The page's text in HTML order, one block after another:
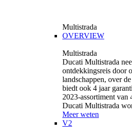
Multistrada
OVERVIEW
Multistrada
Ducati Multistrada
ontdekkingsreis door
landschappen, over
biedt ook 4 jaar
2023-assortiment
Ducati Multistrada
Meer weten
V2